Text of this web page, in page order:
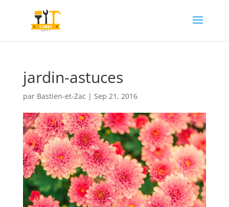
jardin-astuces
par Bastien-et-Zac | Sep 21, 2016